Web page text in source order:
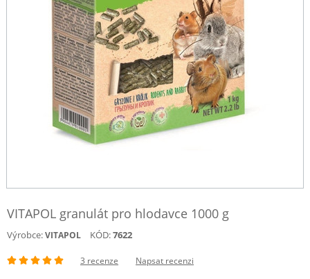
VITAPOL granulát pro hlodavce 1000 g
Výrobce:VITAPOL KÓD:7622
3 recenze Napsat recenzi